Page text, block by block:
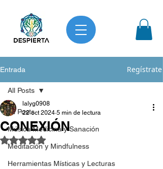
Entrada Regístrate
All Posts
Música Medicina y Sanación
Meditación y Mindfulness
Herramientas Místicas y Lecturas
All Posts
CONEXIÓN
lalyg0908
22 oct 2024 5 min de lectura
Obtuvo NaN de 5 estrellas.